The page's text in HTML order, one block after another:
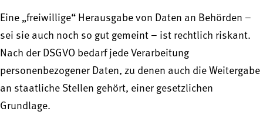
Eine „freiwillige“ Herausgabe von Daten an Behörden –
sei sie auch noch so gut gemeint – ist rechtlich riskant.
Nach der DSGVO bedarf jede Verarbeitung
personenbezogener Daten, zu denen auch die Weitergabe
an staatliche Stellen gehört, einer gesetzlichen
Grundlage.